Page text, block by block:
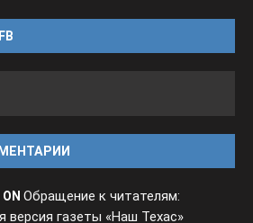
Обращение к читателям:
версия газеты «Наш Техас»